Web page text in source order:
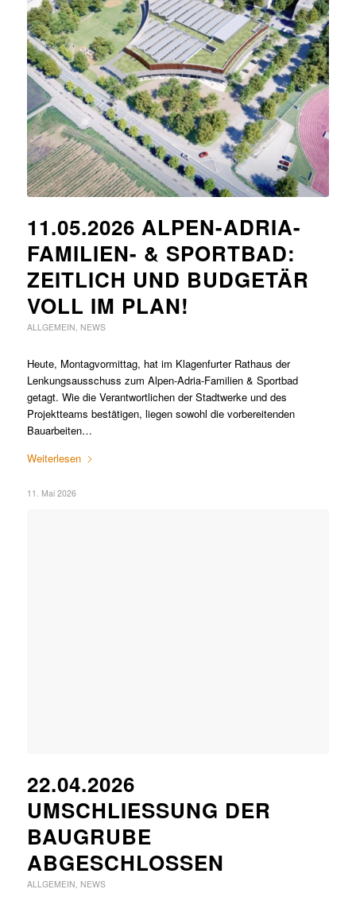
11.05.2026 ALPEN-ADRIA-
FAMILIEN- & SPORTBAD:
ZEITLICH UND BUDGETÄR
VOLL IM PLAN!
ALLGEMEIN NEWS
Heute, Montagvormittag, hat im Klagenfurter Rathaus der
Lenkungsausschuss zum Alpen-Adria-Familien & Sportbad
getagt. Wie die Verantwortlichen der Stadtwerke und des
Projektteams bestätigen, liegen sowohl die vorbereitenden
Bauarbeiten…
Weiterlesen
11. Mai 2026
22.04.2026
UMSCHLIESSUNG DER B
AUGRUBE A
BGESCHLOSSEN
ALLGEMEIN NEWS